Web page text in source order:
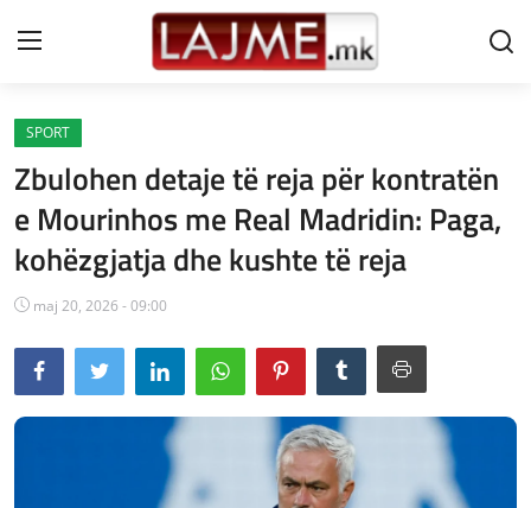
Shtëpi
LAJME MAQEDONI
SHQIPERI
KOSOVA
LAJME NGA BOTA
SHOWBIZ
SPORT
Zbulohen detaje të reja për kontratën
e Mourinhos me Real Madridin: Paga,
kohëzgjatja dhe kushte të reja
maj 20, 2026 - 09:00